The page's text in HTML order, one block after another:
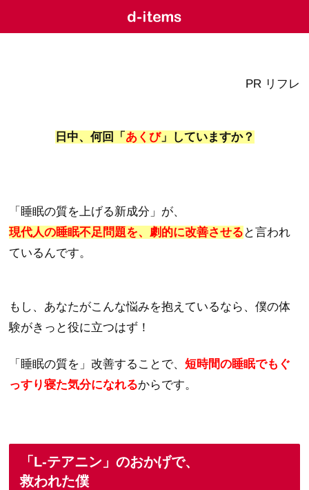
PR リフレ
日中、何回「 あくび」していますか？
「睡眠の質を上げる新成分」が、
現代人の睡眠不足問題を、劇的に改善させる と言われ
ているんです。
もし、あなたがこんな悩みを抱えているなら、僕の体
験がきっと役に立つはず！
「睡眠の質を」改善することで、短時間の睡眠でもぐ
っすり寝た気分になれるからです。
「L-テアニン」のおかげで、
救われた僕